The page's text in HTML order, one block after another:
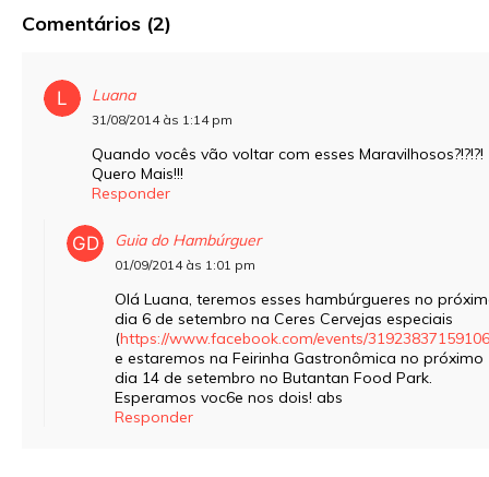
Comentários (2)
Luana
31/08/2014 às 1:14 pm
Quando vocês vão voltar com esses Maravilhosos?!?!?!
Quero Mais!!!
Responder
Guia do Hambúrguer
01/09/2014 às 1:01 pm
Olá Luana, teremos esses hambúrgueres no
dia 6 de setembro na Ceres Cervejas especiais
(https://www.facebook.com/events/
e estaremos na Feirinha Gastronômica no próximo
dia 14 de setembro no Butantan Food Park.
Esperamos voc6e nos dois! abs
Responder